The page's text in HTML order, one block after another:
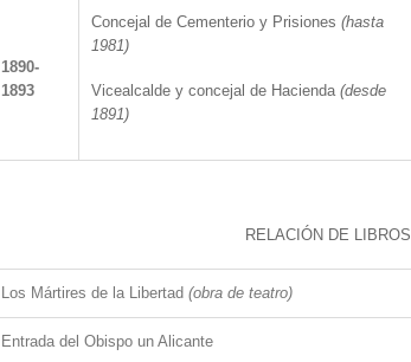
1890-
1893
Concejal de Cementerio y Prisiones(hasta
1981)
Vicealcalde y concejal de Hacienda(desde
1891)
RELACIÓN DE LIBROS
Los Mártires de la Libertad(obra de teatro)
Entrada del Obispo un Alicante